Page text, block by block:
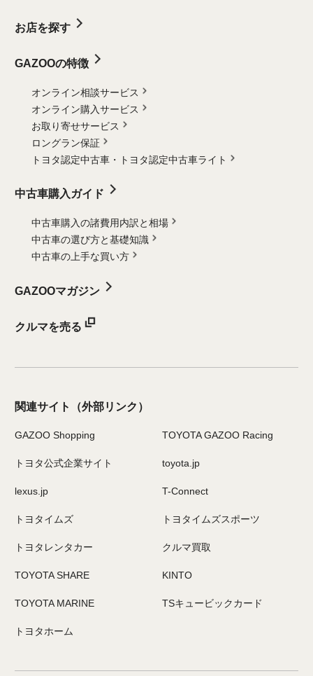
お店を探す
GAZOOの特徴
オンライン相談サービス
オンライン購入サービス
お取り寄せサービス
ロングラン保証
トヨタ認定中古車・
トヨタ認定中古車ライト
中古車購入ガイド
中古車購入の諸費用内訳と相場
中古車の選び方と基礎知識
中古車の上手な買い方
GAZOOマガジン
クルマを売る
関連サイト （外部リンク）
GAZOO Shopping TOYOTA GAZOO Racing
トヨタ公式企業サイト toyota.jp
lexus.jp T-Connect
トヨタイムズ トヨタイムズスポーツ
トヨタレンタカー クルマ買取
TOYOTA SHARE KINTO
TOYOTA MARINE TSキュービックカード
トヨタホーム